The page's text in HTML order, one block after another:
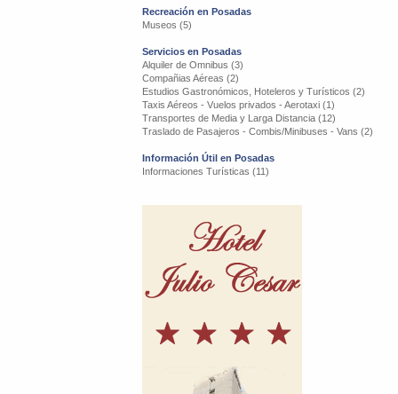
Recreación en Posadas
Museos (5)
Servicios en Posadas
Alquiler de Omnibus (3)
Compañias Aéreas (2)
Estudios Gastronómicos, Hoteleros y Turísticos (2)
Taxis Aéreos - Vuelos privados - Aerotaxi (1)
Transportes de Media y Larga Distancia (12)
Traslado de Pasajeros - Combis/Minibuses - Vans (2)
Información Útil en Posadas
Informaciones Turísticas (11)